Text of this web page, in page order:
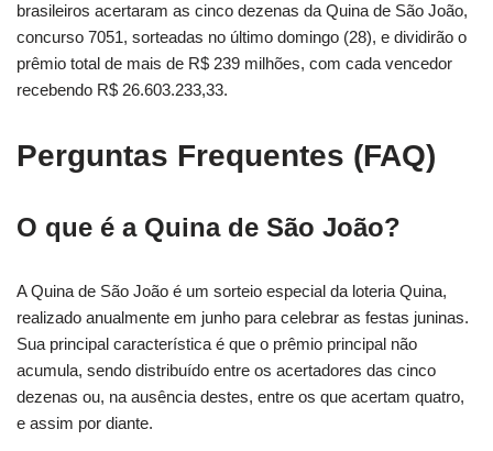
brasileiros acertaram as cinco dezenas da Quina de São João,
concurso 7051, sorteadas no último domingo (28), e dividirão o
prêmio total de mais de R$ 239 milhões, com cada vencedor
recebendo R$ 26.603.233,33.
Perguntas Frequentes (FAQ)
O que é a Quina de São João?
A Quina de São João é um sorteio especial da loteria Quina,
realizado anualmente em junho para celebrar as festas juninas.
Sua principal característica é que o prêmio principal não
acumula, sendo distribuído entre os acertadores das cinco
dezenas ou, na ausência destes, entre os que acertam quatro,
e assim por diante.